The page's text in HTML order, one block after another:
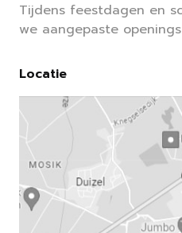
Tijdens feestdagen en
we aangepaste
Locatie